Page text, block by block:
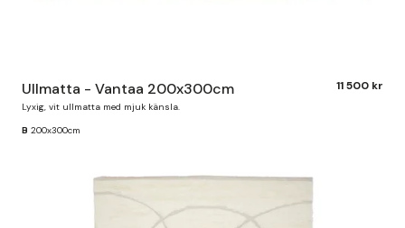
Ullmatta - Vantaa 200x300cm 11 500 kr
Lyxig, vit ullmatta med mjuk känsla.
B 200x300cm